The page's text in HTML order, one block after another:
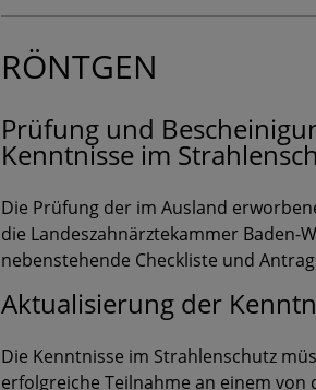
RÖNTGEN
Prüfung und
Kenntnisse im
Die Prüfung der im Ausland
die Landeszahnärztekammer Baden-
nebenstehende Checkliste und
Aktualisierung der
Die Kenntnisse im Strahlenschutz
erfolgreiche Teilnahme an einem